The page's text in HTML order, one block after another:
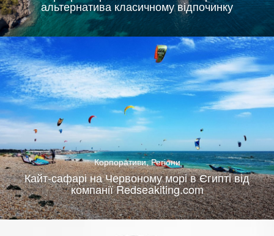
альтернатива класичному відпочинку
Корпоративи,Регіони
Кайт-сафарі на Червоному морі в Єгипті від
компанії Redseakiting.com